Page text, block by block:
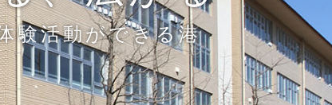
験活動ができる港